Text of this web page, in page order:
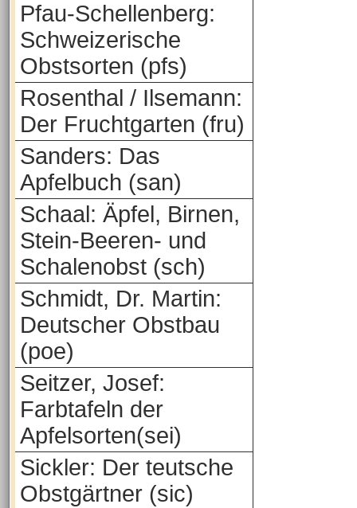
Pfau-Schellenberg:
Schweizerische
Obstsorten (pfs)
Rosenthal / Ilsemann:
Der Fruchtgarten (fru)
Sanders: Das
Apfelbuch (san)
Schaal: Äpfel, Birnen,
Stein-Beeren- und
Schalenobst (sch)
Schmidt, Dr. Martin:
Deutscher Obstbau
(poe)
Seitzer, Josef:
Farbtafeln der
Apfelsorten(sei)
Sickler: Der teutsche
Obstgärtner (sic)